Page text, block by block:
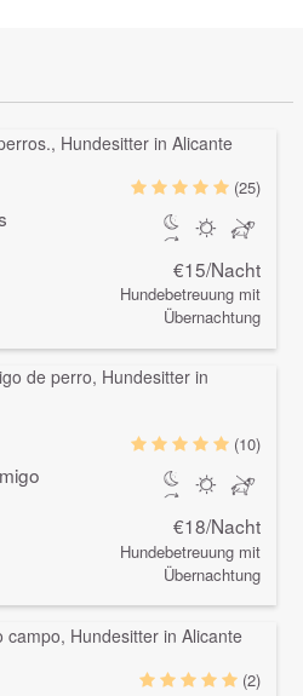
(25)
€15/Nacht
Hundebetreuung mit
Übernachtung
(10)
€18/Nacht
Hundebetreuung mit
Übernachtung
(2)